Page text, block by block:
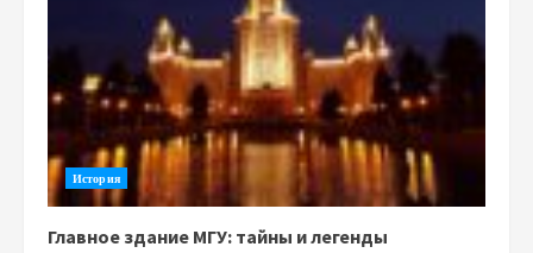
История
Главное здание МГУ: тайны и легенды